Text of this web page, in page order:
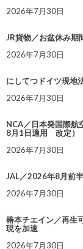
2026年7月30日
JR貨物／お盆休み期
2026年7月30日
にしてつドイツ現地
2026年7月30日
NCA／日本発国際航
8月1日適用 改定）
2026年7月30日
JAL／2026年8月前
2026年7月30日
椿本チエイン／再生
現を加速
2026年7月30日